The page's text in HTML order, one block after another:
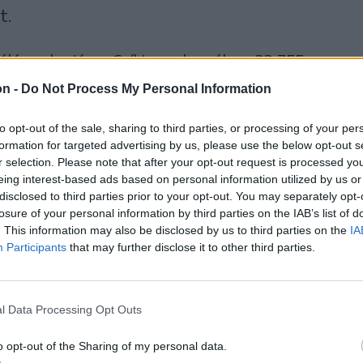
- Do Not Process My Personal Information
opt-out of the sale, sharing to third parties, or processing of your
for targeted advertising by us, please use the below opt-out
selection. Please note that after your opt-out request is processed
interest-based ads based on personal information utilized by us
to third parties prior to your opt-out. You may separately
of your personal information by third parties on the IAB’s list of
This information may also be disclosed by us to third parties on the
Participants that may further disclose it to other third parties.
Data Processing Opt Outs
opt-out of the Sharing of my personal data.
alapján a Csíki-medencében 33 755-en
500 szavazatot kapott, míg Băsescu 17
többségét. Csíkszeredában szoros
szavazat közül Geoană 6107, míg
begyűjteni. Băsescura a Csíki-
szavaztak, ott a leadott
begyűjteni a jelenlegi államfő.
el a legnagyobb eredményt ott a
szavazott neki bizalmat. Legtöbben
az urnák elé, legkevesebben pedig